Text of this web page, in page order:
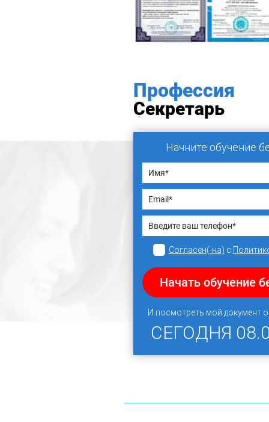
Профессия
Секретарь
Начните обучение
Согласен(-на) с
Начать обучение
И посмотреть мой документ
СЕГОДНЯ